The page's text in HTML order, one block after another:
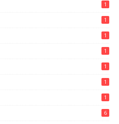
1
1
1
1
1
1
1
6